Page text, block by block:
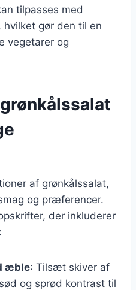
tilpasses med
hvilket gør den til en
vegetarer og
af grønkålssalat,
og præferencer.
der inkluderer
æble: Tilsæt skiver af
og sprød kontrast til